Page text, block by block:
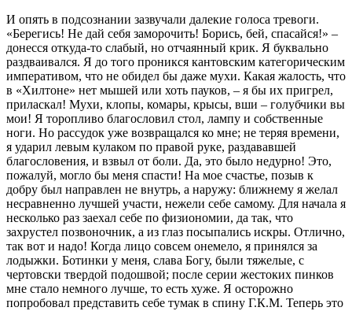
И опять в подсознании зазвучали далекие голоса тревоги.
«Берегись! Не дай себя заморочить! Борись, бей, спасайся!» –
донесся откуда-то слабый, но отчаянный крик. Я буквально
раздваивался. Я до того проникся кантовским категорическим
императивом, что не обидел бы даже мухи. Какая жалость, что
в «Хилтоне» нет мышей или хоть пауков, – я бы их пригрел,
приласкал! Мухи, клопы, комары, крысы, вши – голубчики вы
мои! Я торопливо благословил стол, лампу и собственные
ноги. Но рассудок уже возвращался ко мне; не теряя времени,
я ударил левым кулаком по правой руке, раздававшей
благословения, и взвыл от боли. Да, это было недурно! Это,
пожалуй, могло бы меня спасти! На мое счастье, позыв к
добру был направлен не внутрь, а наружу: ближнему я желал
несравненно лучшей участи, нежели себе самому. Для начала я
несколько раз заехал себе по физиономии, да так, что
захрустел позвоночник, а из глаз посыпались искры. Отлично,
так вот и надо! Когда лицо совсем онемело, я принялся за
лодыжки. Ботинки у меня, слава Богу, были тяжелые, с
чертовски твердой подошвой; после серии жестоких пинков
мне стало немного лучше, то есть хуже. Я осторожно
попробовал представить себе тумак в спину Г.К.М. Теперь это